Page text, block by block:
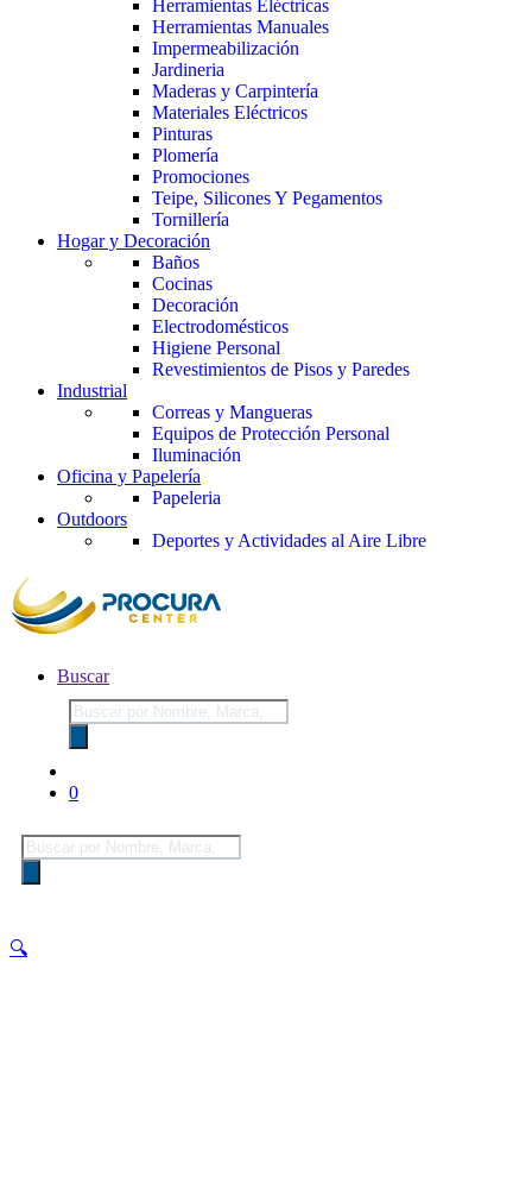
Herramientas Eléctricas
Herramientas Manuales
Impermeabilización
Jardineria
Maderas y Carpintería
Materiales Eléctricos
Pinturas
Plomería
Promociones
Teipe, Silicones Y Pegamentos
Tornillería
Hogar y Decoración
Baños
Cocinas
Decoración
Electrodomésticos
Higiene Personal
Revestimientos de Pisos y Paredes
Industrial
Correas y Mangueras
Equipos de Protección Personal
Iluminación
Oficina y Papelería
Papeleria
Outdoors
Deportes y Actividades al Aire Libre
Buscar
Búsqueda
de
productos
0
Búsqueda
de
productos
🔍